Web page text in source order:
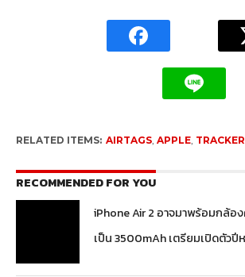
RELATED ITEMS: AIRTAGS, APPLE,
RECOMMENDED FOR YOU
iPhone Air 2 อาจมาพร้อมกล้อ
เป็น 3500mAh เตรียมเปิดตัวปี